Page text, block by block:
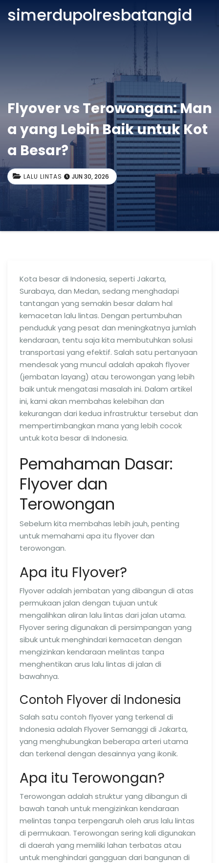
simerdupolresbatangid
Flyover vs Terowongan: Man
a yang Lebih Baik untuk Kot
a Besar?
LALU LINTAS JUN 30, 2026
Kota besar di Indonesia, seperti Jakarta,
Surabaya, dan Medan, sedang menghadapi
tantangan yang semakin besar dalam hal
kemacetan lalu lintas. Dengan pertumbuhan
penduduk yang pesat dan meningkatnya jumlah
kendaraan, tentu saja kita membutuhkan solusi
transportasi yang efektif. Salah satu pertanyaan
mendesak yang muncul adalah apakah flyover
(jembatan layang) atau terowongan yang lebih
baik untuk mengatasi masalah ini. Dalam artikel
ini, kami akan membahas kelebihan dan
kekurangan dari kedua infrastruktur tersebut dan
mempertimbangkan mana yang lebih cocok
untuk kota besar di Indonesia.
Pemahaman Dasar:
Flyover dan
Terowongan
Sebelum kita membahas lebih jauh, penting
untuk memahami apa itu flyover dan
terowongan.
Apa itu Flyover?
Flyover adalah jembatan yang dibangun di atas
permukaan jalan dengan tujuan untuk
mengalihkan aliran lalu lintas dari jalan utama.
Flyover sering digunakan di persimpangan yang
sibuk untuk menghindari kemacetan dengan
mengizinkan kendaraan melintas tanpa
menghentikan arus lalu lintas di jalan di
bawahnya.
Contoh Flyover di Indonesia
Salah satu contoh flyover yang terkenal di
Indonesia adalah Flyover Semanggi di Jakarta,
yang menghubungkan beberapa arteri utama
dan terkenal dengan desainnya yang ikonik.
Apa itu Terowongan?
Terowongan adalah struktur yang dibangun di
bawah tanah untuk mengizinkan kendaraan
melintas tanpa terpengaruh oleh arus lalu lintas
di permukaan. Terowongan sering kali digunakan
di daerah yang memiliki lahan terbatas atau
untuk menghindari gangguan dari bangunan di